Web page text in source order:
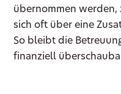
übernommen werden,
sich oft über eine
So bleibt die
finanziell